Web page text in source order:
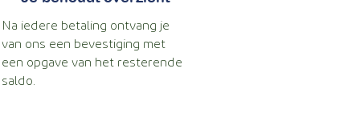
Na iedere betaling ontvang je
van ons een bevestiging met
een opgave van het resterende
saldo.